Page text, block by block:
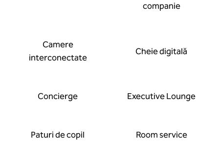
companie
Camere
interconectate
Cheie digitală
Concierge Executive Lounge
Paturi de copil Room service